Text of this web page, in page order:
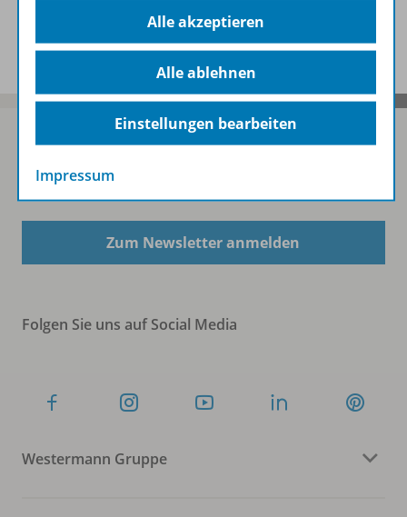
Veranstaltungen
Sofort profitieren
Zum Newsletter anmelden
Folgen Sie uns auf Social Media
Westermann Gruppe
Alle akzeptieren
Alle ablehnen
Einstellungen bearbeiten
Impressum